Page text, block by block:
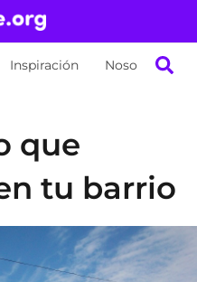
Inspiración Nosotros
que
tu barrio